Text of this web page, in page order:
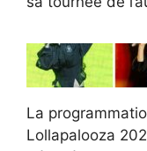
La
Lollapalooza